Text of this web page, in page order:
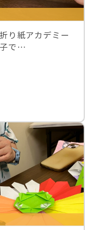
り紙アカデミー
で…